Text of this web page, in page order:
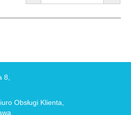
8,
Obsługi Klienta,